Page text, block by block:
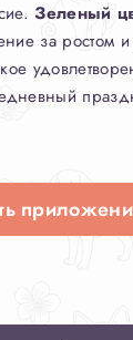
Зеленый
за ростом и